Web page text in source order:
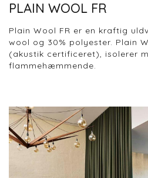
PLAIN WOOL FR
Plain Wool FR er en kraftig
wool og 30% polyester. Plain
(akustik certificeret), isolerer
flammehæmmende.